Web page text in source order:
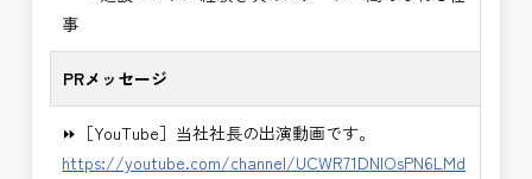
事
PRメッセージ
⏩［YouTube］当社社長の出演動画です。
https://youtube.com/channel/UCWR71DNlOsPN6LMd